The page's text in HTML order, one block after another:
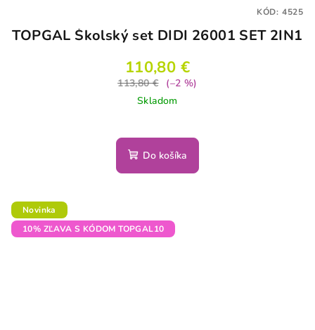
TOPGAL Školský set DIDI 26001 SET 2IN1
110,80 €
113,80 €
(–2 %)
Skladom
Do košíka
KÓD: 4525
Novinka
10% ZĽAVA S KÓDOM TOPGAL10